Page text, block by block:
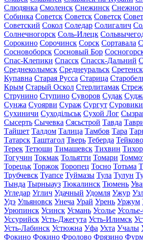
Слюдянка Смоленск Снежинск
Собинка Советск Советск Советск
Советский Сокол Соледар Солигалич
Солнечногорск Соль-Илецк
Сорокино Сорочинск Сорск Сортавала
Сосновоборск Сосновый Бор
Спас-Клепики Спасск Спасск-Дальний
Среднеколымск Среднеуральск Сретенск
Купавна Старая Русса Старица
Крым Старый Оскол Стерлитамак
Струнино Ступино Суворов Судак
Сунжа Суоярви Сураж Сургут
Сухиничи Суходільськ Сухой Лог
Сысерть Сычевка Сясьстрой Тавда
Тайшет Талдом Талица Тамбов Тара
Татарск Таштагол Тверь Теберда Тейково
Терек Тетюши Тимашевск Тихвин
Тогучин Токмак Тольятти Томари
Торецьк Торжок Торопец Тосно Тотьма
Трубчевск Туапсе Туймазы Тула Тулун
Тында Тырныауз Тюкалинск Тюмень
Угледар Углич Удачный Удомля Ужур
Удэ Ульяновск Унеча Урай Урень Уржум
Урюпинск Усинск Усмань Усолье
Уссурийск Усть-Джегута Усть-Илимск
Усть-Лабинск Устюжна Уфа Ухта Учалы
Фокино Фокино Фролово Фрязино